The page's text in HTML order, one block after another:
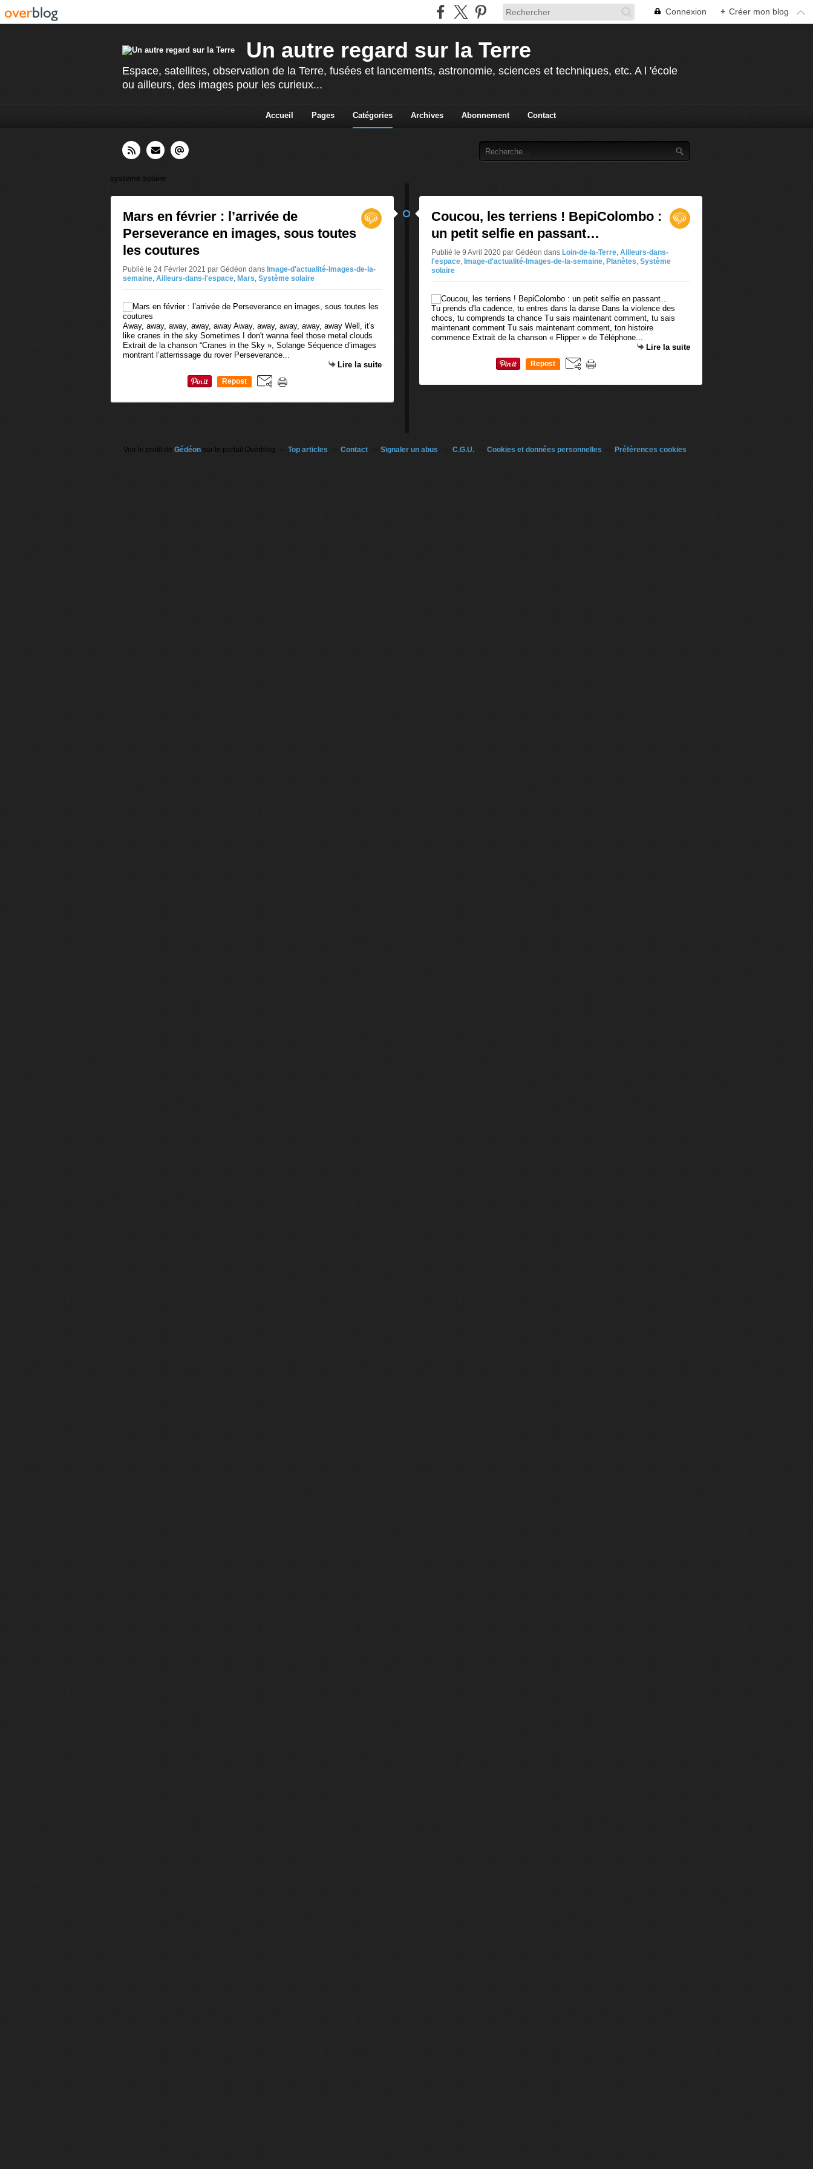
Connexion + Créer mon blog
Un autre regard sur la Terre
Espace, satellites, observation de la Terre, fusées et lancements, astronomie, sciences et techniques, etc. A l 'école
ou ailleurs, des images pour les curieux...
Accueil Pages Catégories Archives Abonnement Contact
systeme solaire
Mars en février : l’arrivée de
Perseverance en images, sous toutes
les coutures
Publié le 24 Février 2021 par Gédéon dans Image-d'actualité-Images-de-la-
semaine, Ailleurs-dans-l'espace, Mars, Système solaire
Away, away, away, away, away Away, away, away, away, away Well, it's
like cranes in the sky Sometimes I don't wanna feel those metal clouds
Extrait de la chanson “Cranes in the Sky », Solange Séquence d’images
montrant l’atterrissage du rover Perseverance...
Lire la suite
Repost
Coucou, les terriens ! BepiColombo :
un petit selfie en passant…
Publié le 9 Avril 2020 par Gédéon dans Loin-de-la-Terre, Ailleurs-dans-
l'espace, Image-d'actualité-Images-de-la-semaine, Planètes, Système
solaire
Tu prends d'la cadence, tu entres dans la danse Dans la violence des
chocs, tu comprends ta chance Tu sais maintenant comment, tu sais
maintenant comment Tu sais maintenant comment, ton histoire
commence Extrait de la chanson « Flipper » de Téléphone...
Lire la suite
Repost
Voir le profil de Gédéonsur le portail Overblog Top articles Contact Signaler un abus C.G.U. Cookies et données personnelles Préférences cookies